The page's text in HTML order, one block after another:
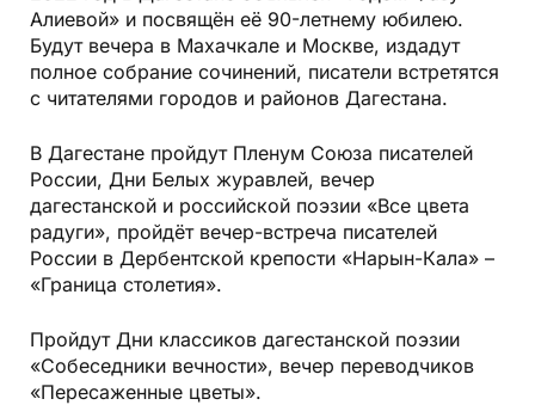
Алиевой» и посвящён её 90-летнему юбилею.
Будут вечера в Махачкале и Москве, издадут
полное собрание сочинений, писатели встретятся
с читателями городов и районов Дагестана.
В Дагестане пройдут Пленум Союза писателей
России, Дни Белых журавлей, вечер
дагестанской и российской поэзии «Все цвета
радуги», пройдёт вечер-встреча писателей
России в Дербентской крепости «Нарын-Кала» –
«Граница столетия».
Пройдут Дни классиков дагестанской поэзии
«Собеседники вечности», вечер переводчиков
«Пересаженные цветы».